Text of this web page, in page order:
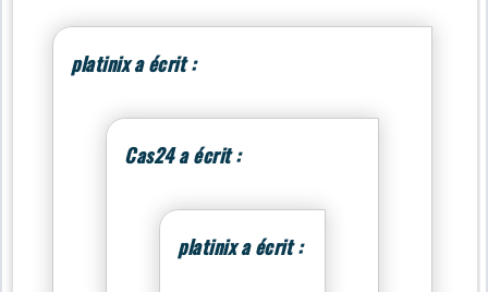
platinix a écrit :
Cas24 a écrit :
platinix a écrit :